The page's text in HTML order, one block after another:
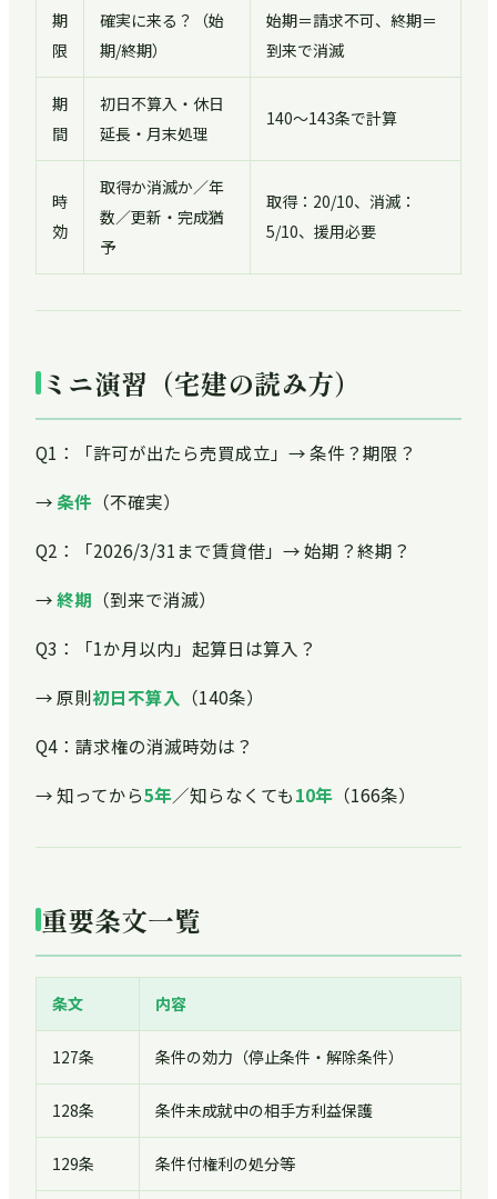
期
限
確実に来る？（始
期/終期）
始期＝請求不可、終期＝
到来で消滅
期
間
初日不算入・休日
延長・月末処理
140〜143条で計算
時
効
取得か消滅か／年
数／更新・完成猶
予
取得：20/10、消滅：
5/10、援用必要
ミニ演習（宅建の読み方）
Q1：「許可が出たら売買成立」→ 条件？期限？
→ 条件 （不確実）
Q2：「2026/3/31まで賃貸借」→ 始期？終期？
→終期 （到来で消滅）
Q3：「1か月以内」起算日は算入？
→ 原則初日不算入 （140条）
Q4：請求権の消滅時効は？
→ 知ってから5年／知らなくても10年 （166条）
重要条文一覧
条文 内容
127条 条件の効力（停止条件・解除条件）
128条 条件未成就中の相手方利益保護
129条 条件付権利の処分等